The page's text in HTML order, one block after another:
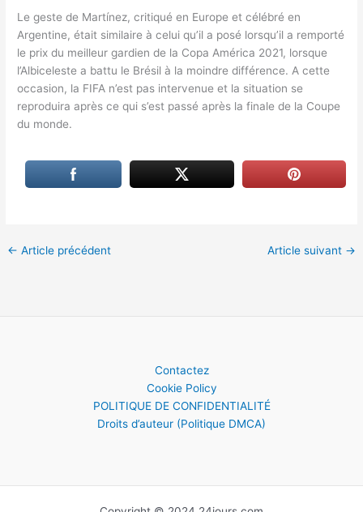
Le geste de Martínez, critiqué en Europe et célébré en
Argentine, était similaire à celui qu’il a posé lorsqu’il a remporté
le prix du meilleur gardien de la Copa América 2021, lorsque
l’Albiceleste a battu le Brésil à la moindre différence. A cette
occasion, la FIFA n’est pas intervenue et la situation se
reproduira après ce qui s’est passé après la finale de la Coupe
du monde.
← Article précédent Article suivant →
Contactez
Cookie Policy
POLITIQUE DE CONFIDENTIALITÉ
Droits d’auteur (Politique DMCA)